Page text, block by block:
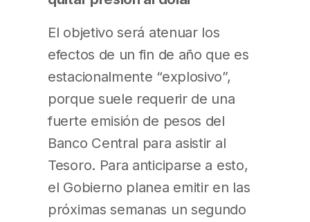
El objetivo será atenuar los
efectos de un fin de año que es
estacionalmente “explosivo”,
porque suele requerir de una
fuerte emisión de pesos del
Banco Central para asistir al
Tesoro. Para anticiparse a esto,
el Gobierno planea emitir en las
próximas semanas un segundo